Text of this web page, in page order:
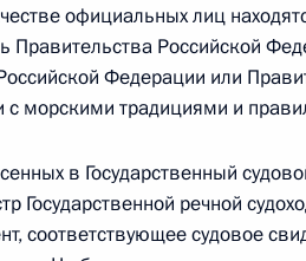
в статью 9.21 Кодекса
закон от 26.07.2026 г. №
Соглашения между
о сотрудничестве в сфере
официальных лиц
Правительства Российской
Федерации или
с морскими традициями и
в Государственный
Государственной речной
соответствующее судовое